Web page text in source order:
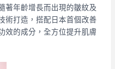
著年齡增長而出現的皺紋及
術打造，搭配日本首個改善
效的成分，全方位提升肌膚